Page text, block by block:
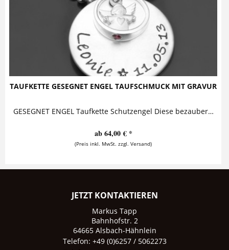
TAUFKETTE GESEGNET ENGEL TAUFSCHMUCK MIT GRAVUR
GESEGNET ENGEL Taufkette Schutzengel Diese bezaubernde Taufkette mit Gravur komplett aus 925 Sterling Silber besteht aus einem...
ab 64,00 € *
(Preis inkl. MwSt. zzgl. Versand)
JETZT KONTAKTIEREN
Markus Tapp
Bahnhofstr. 2
64665 Alsbach-Hähnlein
Telefon: +49 (0)6257 / 5062273